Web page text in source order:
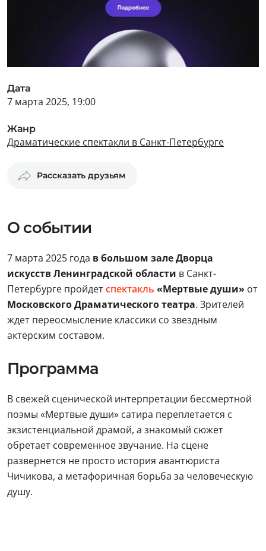
Дата
7 марта 2025, 19:00
Жанр
Драматические спектакли в Санкт-Петербурге
Рассказать друзьям
О событии
7 марта 2025 года в большом зале Дворца
искусств Ленинградской области в Санкт-
Петербурге пройдетспектакль «Мертвые души» от
Московского Драматического театра. Зрителей
ждет переосмысление классики со звездным
актерским составом.
Программа
В свежей сценической интерпретации бессмертной
поэмы «Мертвые души» сатира переплетается с
экзистенциальной драмой, а знакомый сюжет
обретает современное звучание. На сцене
развернется не просто история авантюриста
Чичикова, а метафоричная борьба за человеческую
душу.